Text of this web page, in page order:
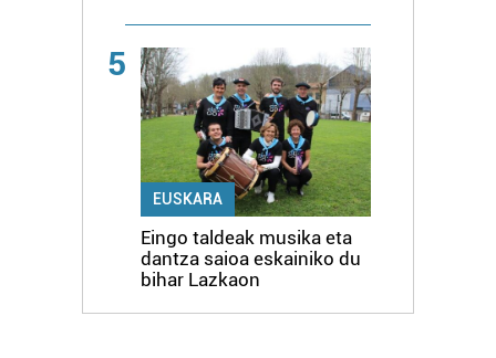
5
EUSKARA
Eingo taldeak musika eta
dantza saioa eskainiko du
bihar Lazkaon